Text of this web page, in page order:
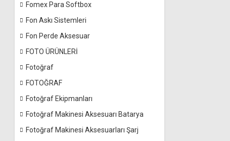
Fomex Para Softbox
Fon Askı Sistemleri
Fon Perde Aksesuar
FOTO ÜRÜNLERİ
Fotoğraf
FOTOĞRAF
Fotoğraf Ekipmanları
Fotoğraf Makinesi Aksesuarı Batarya
Fotoğraf Makinesi Aksesuarları Şarj